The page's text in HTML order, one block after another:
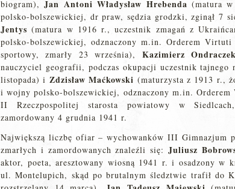
biogram),Jan Antoni Władysław Hrebenda (matura
polsko-bolszewickiej, dr praw, sędzia grodzki, zginął 7
Jentys (matura w 1916 r., uczestnik zmagań z
polsko-bolszewickiej, odznaczony m.in. Orderem
sportowy, zmarły 23 września), Kazimierz Ondraczek
nauczyciel geografii, podczas okupacji uczestnik tajnego
listopada) i Zdzisław Maćkowski (maturzysta z 1913 r.,
i wojny polsko-bolszewickiej, odznaczony m.in.
II Rzeczpospolitej starosta powiatowy w
zamordowany 4 grudnia 1941 r.
Największą liczbę ofiar – wychowanków III Gimnazjum
zmarłych i zamordowanych znaleźli się: Juliusz
aktor, poeta, aresztowany wiosną 1941 r. i osadzony w
ul. Montelupich, skąd po brutalnym śledztwie trafił do